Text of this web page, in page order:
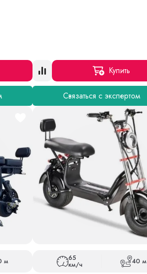
Купить
Связаться с экспертом
м 65
км/ч 40 м